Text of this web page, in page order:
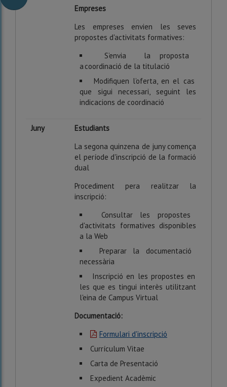
Empreses
Les empreses envien les seves
propostes d'activitats formatives:
S’envia la proposta
a coordinació de la titulació
Modifiquen l’oferta, en el cas
que sigui necessari, seguint les
indicacions de coordinació
Juny
Estudiants
La segona quinzena de juny comença
el període d'inscripció de la formació
dual
Procediment pera realitzar la
inscripció:
Consultar les propostes
d'activitats formatives disponibles
a la Web
Preparar la documentació
necessària
Inscripció en les propostes en
les que es tingui interès utilitzant
l'eina de Campus Virtual
Documentació:
Formulari d'inscripció
Currículum Vitae
Carta de Presentació
Expedient Acadèmic